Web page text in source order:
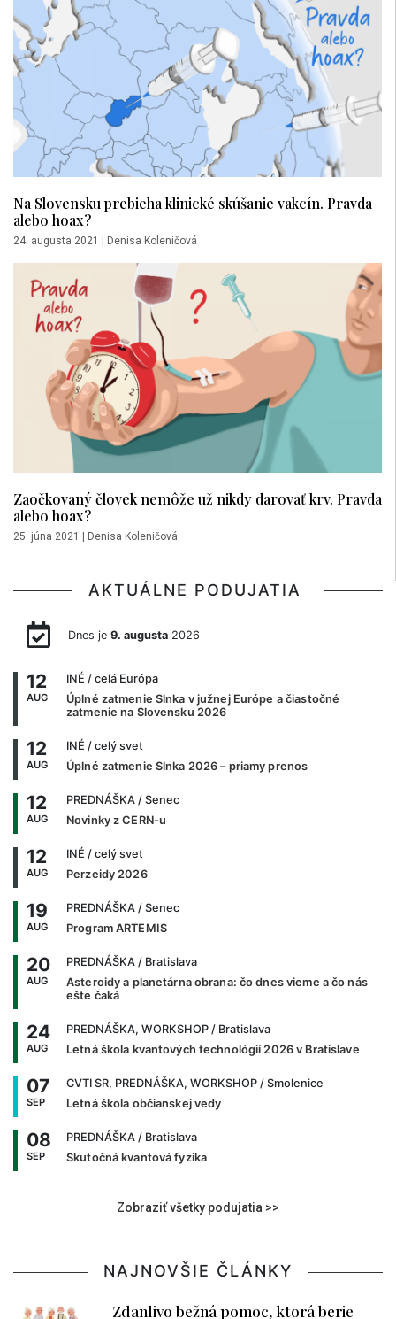
Na Slovensku prebieha klinické skúšanie vakcín. Pravda
alebo hoax?
24. augusta 2021 Denisa Koleničová
Zaočkovaný človek nemôže už nikdy darovať krv. Pravda
alebo hoax?
25. júna 2021 | Denisa Koleničová
AKTUÁLNE PODUJATIA
Dnes je 9. augusta2026
12
AUG
INÉ / celá Európa
Úplné zatmenie Slnka v južnej Európe a čiastočné
zatmenie na Slovensku 2026
12
AUG
INÉ / celý svet
Úplné zatmenie Slnka 2026 – priamy prenos
12
AUG
PREDNÁŠKA / Senec
Novinky z CERN-u
12
AUG
INÉ / celý svet
Perzeidy 2026
19
AUG
PREDNÁŠKA / Senec
Program ARTEMIS
20
AUG
PREDNÁŠKA / Bratislava
Asteroidy a planetárna obrana: čo dnes vieme a čo nás
ešte čaká
24
AUG
PREDNÁŠKA, WORKSHOP / Bratislava
Letná škola kvantových technológií 2026 v Bratislave
07
SEP
CVTI SR, PREDNÁŠKA, WORKSHOP / Smolenice
Letná škola občianskej vedy
08
SEP
PREDNÁŠKA / Bratislava
Skutočná kvantová fyzika
Zobraziť všetky podujatia >>
NAJNOVŠIE ČLÁNKY
Zdanlivo bežná pomoc, ktorá berie